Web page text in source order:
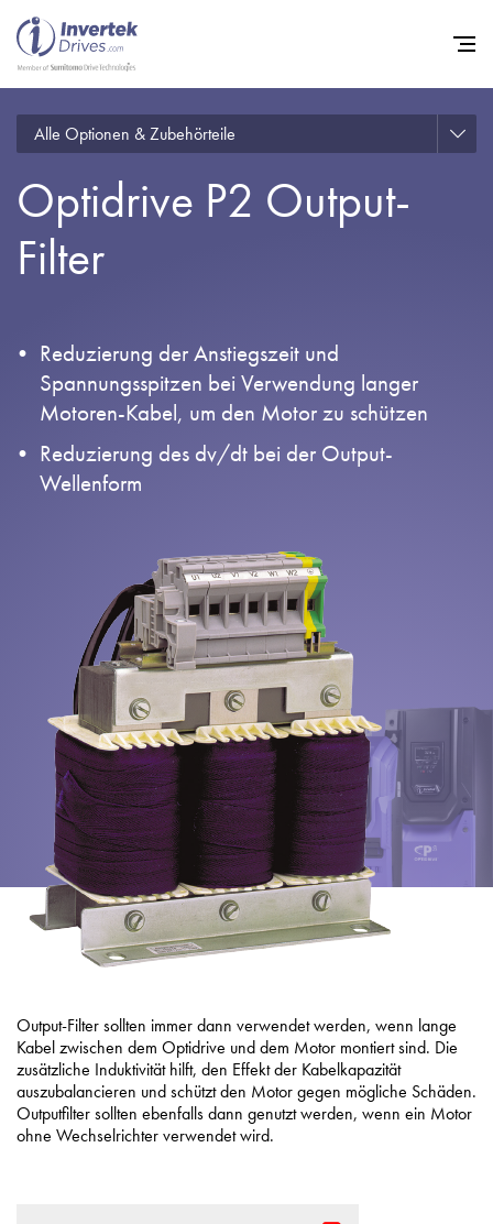
Alle Optionen & Zubehörteile
Optidrive P2 Output-
Filter
Reduzierung der Anstiegszeit und
Spannungsspitzen bei Verwendung langer
Motoren-Kabel, um den Motor zu schützen
Reduzierung des dv/dt bei der Output-
Wellenform
Output-Filter sollten immer dann verwendet werden, wenn lange
Kabel zwischen dem Optidrive und dem Motor montiert sind. Die
zusätzliche Induktivität hilft, den Effekt der Kabelkapazität
auszubalancieren und schützt den Motor gegen mögliche Schäden.
Outputfilter sollten ebenfalls dann genutzt werden, wenn ein Motor
ohne Wechselrichter verwendet wird.
Startseite
Frequenzumrichter
Karriere
Unternehmen
Kontakt
iSource